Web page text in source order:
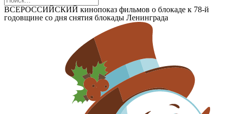
ВСЕРОССИЙСКИЙ кинопоказ фильмов о блокаде к 78-й
годовщине со дня снятия блокады Ленинграда